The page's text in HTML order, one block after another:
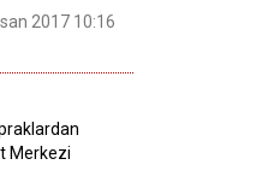
2017 10:16
Merkezi